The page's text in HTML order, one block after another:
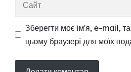
Зберегти моє ім'я, e-mail,
цьому браузері для моїх